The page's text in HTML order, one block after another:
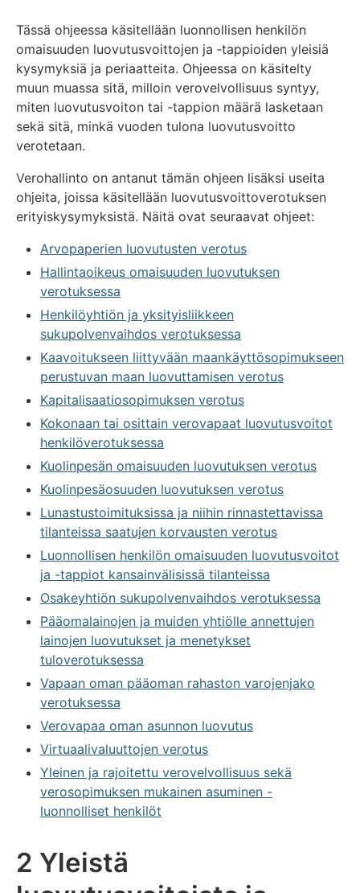
Tässä ohjeessa käsitellään luonnollisen henkilön
omaisuuden luovutusvoittojen ja ‑tappioiden yleisiä
kysymyksiä ja periaatteita. Ohjeessa on käsitelty
muun muassa sitä, milloin verovelvollisuus syntyy,
miten luovutusvoiton tai -tappion määrä lasketaan
sekä sitä, minkä vuoden tulona luovutusvoitto
verotetaan.
Verohallinto on antanut tämän ohjeen lisäksi useita
ohjeita, joissa käsitellään luovutusvoittoverotuksen
erityiskysymyksistä. Näitä ovat seuraavat ohjeet:
Arvopaperien luovutusten verotus
Hallintaoikeus omaisuuden luovutuksen
verotuksessa
Henkilöyhtiön ja yksityisliikkeen
sukupolvenvaihdos verotuksessa
Kaavoitukseen liittyvään maankäyttösopimukseen
perustuvan maan luovuttamisen verotus
Kapitalisaatiosopimuksen verotus
Kokonaan tai osittain verovapaat luovutusvoitot
henkilöverotuksessa
Kuolinpesän omaisuuden luovutuksen verotus
Kuolinpesäosuuden luovutuksen verotus
Lunastustoimituksissa ja niihin rinnastettavissa
tilanteissa saatujen korvausten verotus
Luonnollisen henkilön omaisuuden luovutusvoitot
ja -tappiot kansainvälisissä tilanteissa
Osakeyhtiön sukupolvenvaihdos verotuksessa
Pääomalainojen ja muiden yhtiölle annettujen
lainojen luovutukset ja menetykset
tuloverotuksessa
Vapaan oman pääoman rahaston varojenjako
verotuksessa
Verovapaa oman asunnon luovutus
Virtuaalivaluuttojen verotus
Yleinen ja rajoitettu verovelvollisuus sekä
verosopimuksen mukainen asuminen -
luonnolliset henkilöt
2 Yleistä